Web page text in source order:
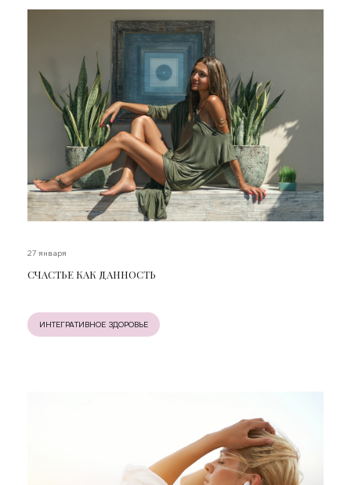
27 января
СЧАСТЬЕ КАК ДАННОСТЬ
ИНТЕГРАТИВНОЕ ЗДОРОВЬЕ